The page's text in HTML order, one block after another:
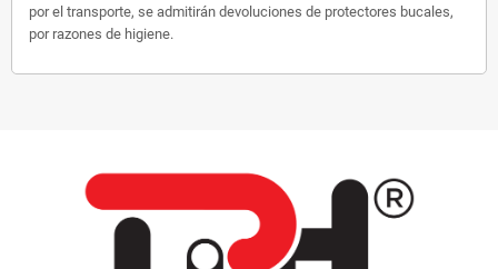
por el transporte, se admitirán devoluciones de protectores bucales,
por razones de higiene.